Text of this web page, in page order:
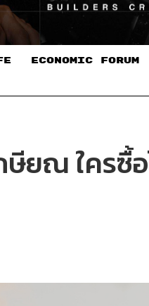
ECONOMIC FORUM
ษียณ ใครซื้